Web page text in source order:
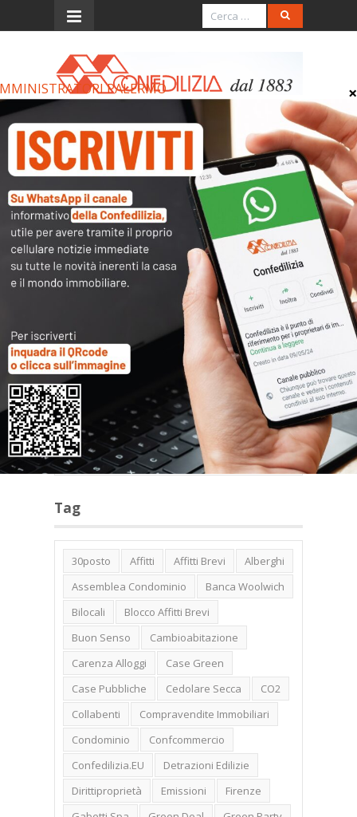
Menu
AMMINISTRATORI
PALERMO
AMMINISTRATORI PALERMO
Archivi
Categorie
Tag
30posto Affitti Affitti Brevi
Alberghi
Assemblea Condominio
Banca Woolwich
Bilocali
Blocco Affitti Brevi
Buon Senso
Cambioabitazione
Carenza Alloggi
Case Green
Case Pubbliche
Cedolare Secca
CO2
Collabenti
Compravendite Immobiliari
Condominio
Confcommercio
Confedilizia.EU
Detrazioni Edilizie
Dirittiproprietà
Emissioni
Firenze
PALERMO